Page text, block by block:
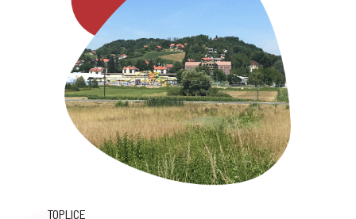
TOPLICE